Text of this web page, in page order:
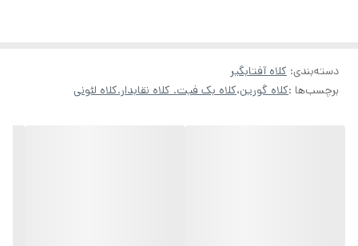
دسته‌بندی: کلاه آفتابگیر
برچسب‌ها :کلاه گورین،کلاه بک فیت. کلاه نقابدار.کلاه لئونی